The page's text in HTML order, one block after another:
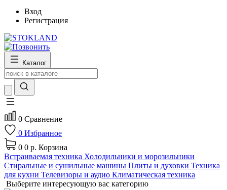
Вход
Регистрация
Каталог
0 Сравнение
0 Избранное
0 0 р. Корзина
Встраиваемая техника Холодильники и морозильники
Стиральные и сушильные машины Плиты и духовки Техника
для кухни Телевизоры и аудио Климатическая техника
Выберите интересующую вас категорию